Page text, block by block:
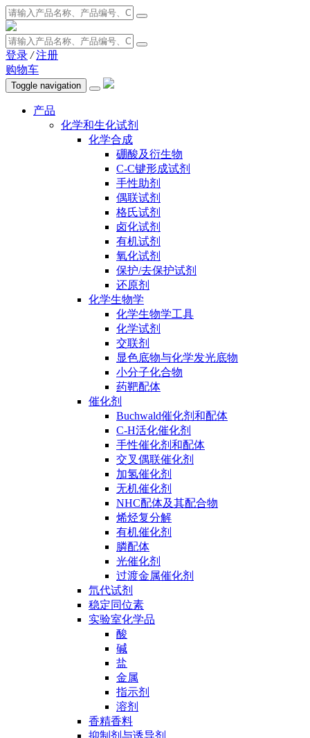
登录 / 注册
购物车
Toggle navigation
产品
化学和生化试剂
化学合成
硼酸及衍生物
C-C键形成试剂
手性助剂
偶联试剂
格氏试剂
卤化试剂
有机试剂
氧化试剂
保护/去保护试剂
还原剂
化学生物学
化学生物学工具
化学试剂
交联剂
显色底物与化学发光底物
小分子化合物
药靶配体
催化剂
Buchwald催化剂和配体
C-H活化催化剂
手性催化剂和配体
交叉偶联催化剂
加氢催化剂
无机催化剂
NHC配体及其配合物
烯烃复分解
有机催化剂
膦配体
光催化剂
过渡金属催化剂
氘代试剂
稳定同位素
实验室化学品
酸
碱
盐
金属
指示剂
溶剂
香精香料
抑制剂与诱导剂